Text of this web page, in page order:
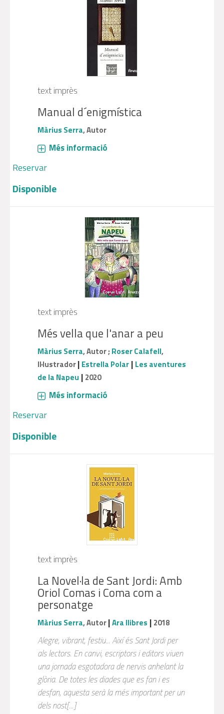
text imprès
Manual d´enigmística
Màrius Serra, Autor
Més informació
Reservar
Disponible
text imprès
Més vella que l'anar a peu
Màrius Serra, Autor ; Roser Calafell,
Il·lustrador| Estrella Polar| Les aventures
de la Napeu | 2020
Més informació
Reservar
Disponible
text imprès
La Novel·la de Sant Jordi: Amb
Oriol Comas i Coma com a
personatge
Màrius Serra, Autor|Ara llibres | 2018
Alegre, vibrant, festiu... Així és Sant Jordi per
als lectors. En canvi, escriptors i editors viuen
una jornada esgotadora de nervis anhelant la
glòria. De totes les diades que es fan i es
desfan, aquesta serà la més important per un
dels nost[...]